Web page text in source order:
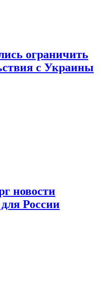
ограничить
с Украины
новости
для России